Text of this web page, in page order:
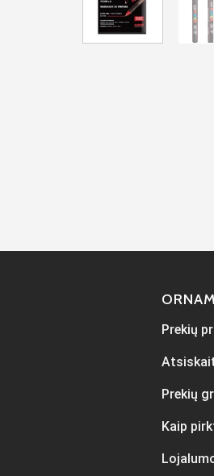
Prekių
Prekių
Kaip